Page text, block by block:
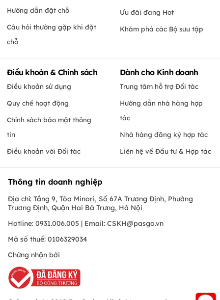
Hướng dẫn đặt chỗ
Câu hỏi thường gặp khi đặt
chỗ
Ưu đãi đang Hot
Khám phá các Bộ sưu tập
Điều khoản & Chính sách
Điều khoản sử dụng
Quy chế hoạt động
Chính sách bảo mật thông
tin
Điều khoản với Đối tác
Dành cho Kinh doanh
Trung tâm hỗ trợ Đối tác
Hướng dẫn nhà hàng hợp
tác
Nhà hàng đăng ký hợp tác
Liên hệ về Đầu tư & Hợp tác
Thông tin doanh nghiệp
Địa chỉ: Tầng 9, Tòa Minori, Số 67A Trương Định, Phường
Trương Định, Quận Hai Bà Trưng, Hà Nội
Hotline: 0931.006.005 | Email: CSKH@pasgo.vn
Mã số thuế: 0106329034
Chứng nhận bởi